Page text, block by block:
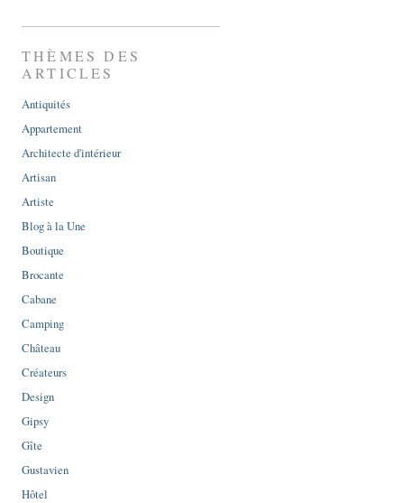
THÈMES DES
ARTICLES
Antiquités
Appartement
Architecte d'intérieur
Artisan
Artiste
Blog à la Une
Boutique
Brocante
Cabane
Camping
Château
Créateurs
Design
Gipsy
Gîte
Gustavien
Hôtel